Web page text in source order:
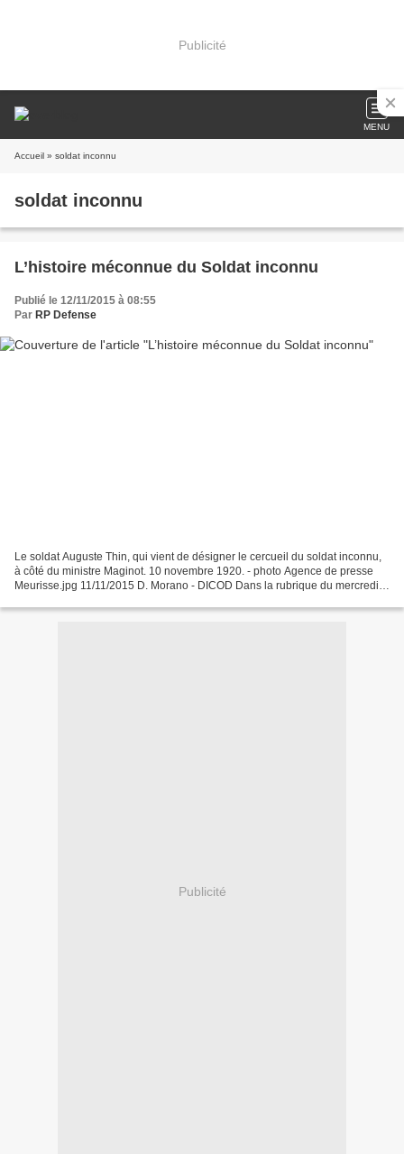
Publicité
MENU
Accueil » soldat inconnu
soldat inconnu
L’histoire méconnue du Soldat inconnu
Publié le 12/11/2015 à 08:55
Par RP Defense
Le soldat Auguste Thin, qui vient de désigner le cercueil du soldat inconnu,
à côté du ministre Maginot. 10 novembre 1920. - photo Agence de presse
Meurisse.jpg 11/11/2015 D. Morano - DICOD Dans la rubrique du mercredi,
Publicité